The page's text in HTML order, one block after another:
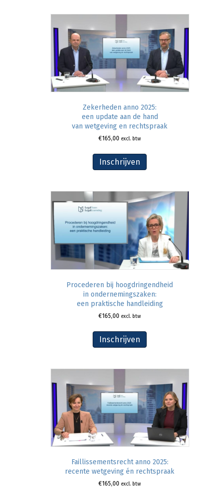
Zekerheden anno 2025:
een update aan de hand
van wetgeving en rechtspraak
€165,00 excl. btw
Inschrijven
Procederen bij hoogdringendheid
in ondernemingszaken:
een praktische handleiding
€165,00 excl. btw
Inschrijven
Faillissementsrecht anno 2025:
recente wetgeving én rechtspraak
€165,00 excl. btw